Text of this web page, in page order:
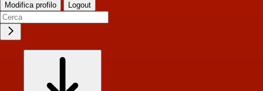
Modifica profilo Logout